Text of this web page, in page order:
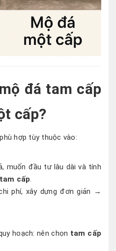
đá tam cấp
cấp?
hợp tùy thuộc vào:
muốn đầu tư lâu dài và tính
cấp.
phí, xây dựng đơn giản →
hoạch: nên chọn tam cấp